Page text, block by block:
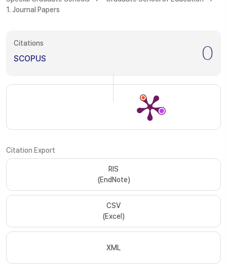
1. Journal Papers
Citations
SCOPUS 0
Citation Export
RIS
(EndNote)
CSV
(Excel)
XML